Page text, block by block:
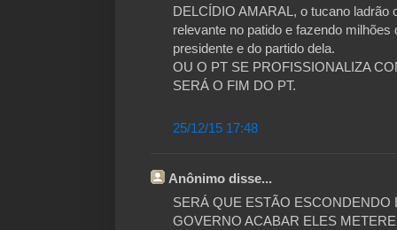
DELCÍDIO AMARAL, o tucano ladrão
relevante no patido e fazendo
presidente e do partido dela.
OU O PT SE PROFISSIONALIZA
SERÁ O FIM DO PT.
25/12/15 17:48
Anônimo disse...
SERÁ QUE ESTÃO ESCONDENDO
GOVERNO ACABAR ELES